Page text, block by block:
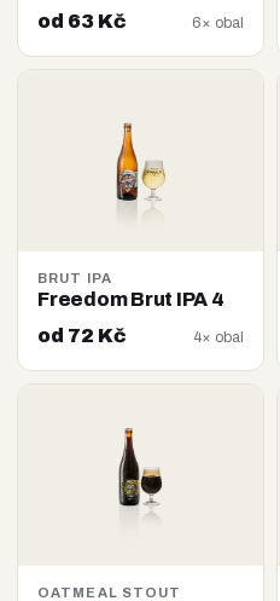
od 63 Kč
6× obal
BRUT IPA
Freedom Brut IPA 4
od 72 Kč
4× obal
OATMEAL STOUT